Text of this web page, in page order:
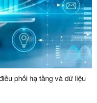
phối hạ tầng và dữ liệu